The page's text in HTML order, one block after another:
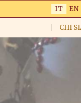
IT EN
CHI